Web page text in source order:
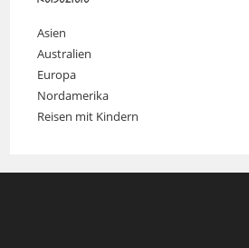
Asien
Australien
Europa
Nordamerika
Reisen mit Kindern